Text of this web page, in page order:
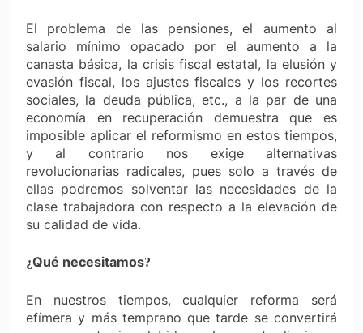
El problema de las pensiones, el aumento al
salario mínimo opacado por el aumento a la
canasta básica, la crisis fiscal estatal, la elusión y
evasión fiscal, los ajustes fiscales y los recortes
sociales, la deuda pública, etc., a la par de una
economía en recuperación demuestra que es
imposible aplicar el reformismo en estos tiempos,
y al contrario nos exige alternativas
revolucionarias radicales, pues solo a través de
ellas podremos solventar las necesidades de la
clase trabajadora con respecto a la elevación de
su calidad de vida.
¿Qué necesitamos?
En nuestros tiempos, cualquier reforma será
efímera y más temprano que tarde se convertirá